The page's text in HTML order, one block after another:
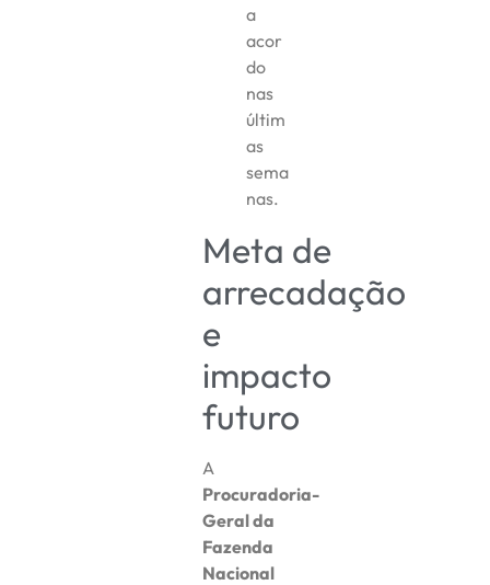
a
acor
do
nas
últim
as
sema
nas.
Meta de
arrecadação
e
impacto
futuro
A
Procuradoria-
Geral da
Fazenda
Nacional